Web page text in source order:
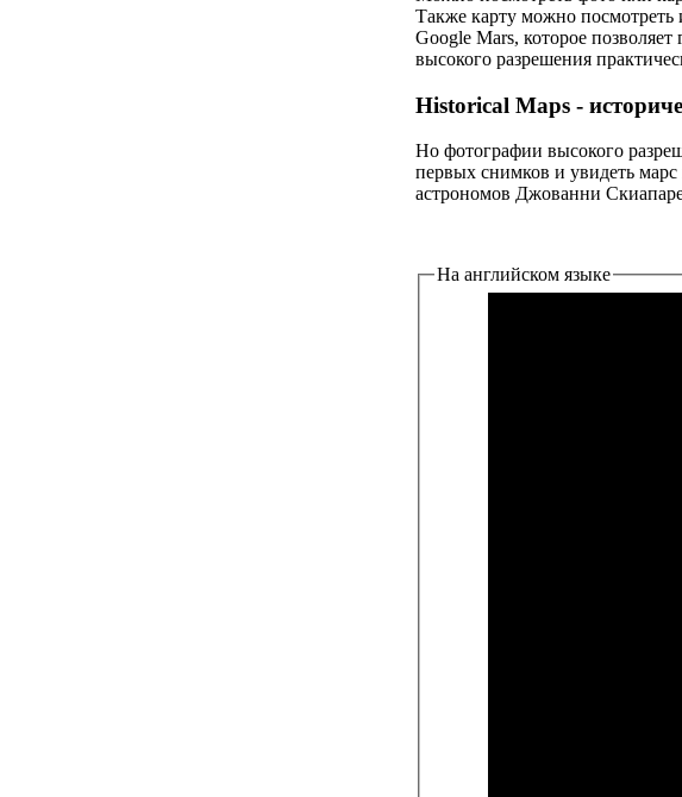
Также карту можно посмотреть
Google Mars, которое
высокого разрешения
Historical Maps -
Но фотографии высокого
первых снимков и увидеть
астрономов Джованни
На английском языке